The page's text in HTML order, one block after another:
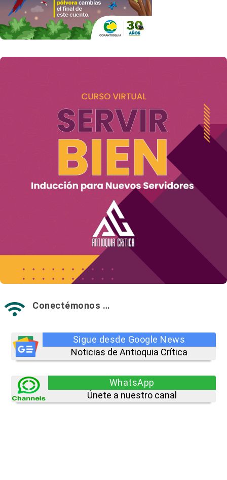
 Conectémonos …
Sigue desde Google News
Noticias de Antioquia Crítica
WhatsApp
Únete a nuestro canal